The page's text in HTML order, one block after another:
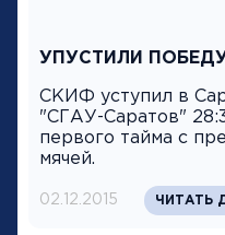
УПУСТИЛИ
СКИФ уступил в
"СГАУ-Саратов"
первого тайма с
мячей.
02.12.2015 ЧИТАТЬ